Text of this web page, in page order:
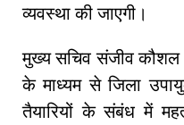
व्यवस्था की जाएगी।
मुख्य सचिव संजीव कौशल
के माध्यम से जिला
तैयारियों के संबंध में